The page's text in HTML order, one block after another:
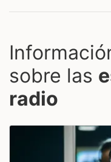
sobre las
radio